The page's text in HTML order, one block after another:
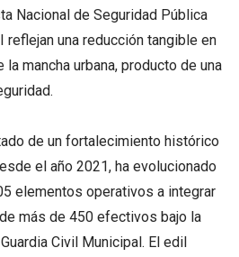
Nacional de Seguridad Pública
reflejan una reducción tangible en
mancha urbana, producto de una
de un fortalecimiento histórico
el año 2021, ha evolucionado
elementos operativos a integrar
más de 450 efectivos bajo la
Civil Municipal. El edil